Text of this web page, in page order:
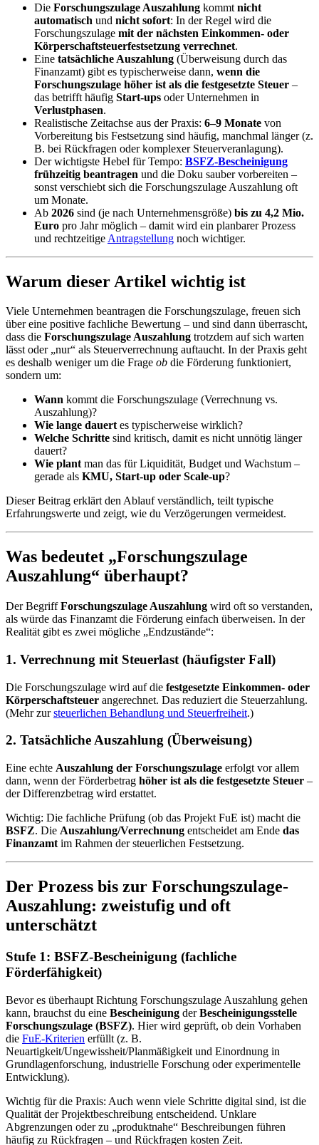
Die Forschungszulage Auszahlung kommt nicht
automatisch und nicht sofort: In der Regel wird die
Forschungszulage mit der nächsten Einkommen- oder
Körperschaftsteuerfestsetzung verrechnet.
Eine tatsächliche Auszahlung (Überweisung durch das
Finanzamt) gibt es typischerweise dann, wenn die
Forschungszulage höher ist als die festgesetzte Steuer –
das betrifft häufig Start-ups oder Unternehmen in
Verlustphasen.
Realistische Zeitachse aus der Praxis: 6–9 Monate von
Vorbereitung bis Festsetzung sind häufig, manchmal länger (z.
B. bei Rückfragen oder komplexer Steuerveranlagung).
Der wichtigste Hebel für Tempo: BSFZ-Bescheinigung
frühzeitig beantragen und die Doku sauber vorbereiten –
sonst verschiebt sich die Forschungszulage Auszahlung oft
um Monate.
Ab 2026 sind (je nach Unternehmensgröße) bis zu 4,2 Mio.
Euro pro Jahr möglich – damit wird ein planbarer Prozess
und rechtzeitige Antragstellung noch wichtiger.
Warum dieser Artikel wichtig ist
Viele Unternehmen beantragen die Forschungszulage, freuen sich
über eine positive fachliche Bewertung – und sind dann überrascht,
dass die Forschungszulage Auszahlung trotzdem auf sich warten
lässt oder „nur“ als Steuerverrechnung auftaucht. In der Praxis geht
es deshalb weniger um die Frage ob die Förderung funktioniert,
sondern um:
Wann kommt die Forschungszulage (Verrechnung vs.
Auszahlung)?
Wie lange dauertes typischerweise wirklich?
Welche Schritte sind kritisch, damit es nicht unnötig länger
dauert?
Wie plantman das für Liquidität, Budget und Wachstum –
gerade als KMU, Start-up oder Scale-up?
Dieser Beitrag erklärt den Ablauf verständlich, teilt typische
Erfahrungswerte und zeigt, wie du Verzögerungen vermeidest.
Was bedeutet „Forschungszulage
Auszahlung“ überhaupt?
Der BegriffForschungszulage Auszahlung wird oft so verstanden,
als würde das Finanzamt die Förderung einfach überweisen. In der
Realität gibt es zwei mögliche „Endzustände“:
1. Verrechnung mit Steuerlast (häufigster Fall)
Die Forschungszulage wird auf die festgesetzte Einkommen- oder
Körperschaftsteuer angerechnet. Das reduziert die Steuerzahlung.
(Mehr zursteuerlichen Behandlung und Steuerfreiheit.)
2. Tatsächliche Auszahlung (Überweisung)
Eine echte Auszahlung der Forschungszulage erfolgt vor allem
dann, wenn der Förderbetrag höher ist als die festgesetzte Steuer –
der Differenzbetrag wird erstattet.
Wichtig: Die fachliche Prüfung (ob das Projekt FuE ist) macht die
BSFZ. Die Auszahlung/Verrechnung entscheidet am Ende das
Finanzamt im Rahmen der steuerlichen Festsetzung.
Der Prozess bis zur Forschungszulage-
Auszahlung: zweistufig und oft
unterschätzt
Stufe 1: BSFZ-Bescheinigung (fachliche
Förderfähigkeit)
Bevor es überhaupt Richtung Forschungszulage Auszahlung gehen
kann, brauchst du eine Bescheinigung derBescheinigungsstelle
Forschungszulage (BSFZ). Hier wird geprüft, ob dein Vorhaben
die FuE-Kriterien erfüllt (z. B.
Neuartigkeit/Ungewissheit/Planmäßigkeit und Einordnung in
Grundlagenforschung, industrielle Forschung oder experimentelle
Entwicklung).
Wichtig für die Praxis: Auch wenn viele Schritte digital sind, ist die
Qualität der Projektbeschreibung entscheidend. Unklare
Abgrenzungen oder zu „produktnahe“ Beschreibungen führen
häufig zu Rückfragen – und Rückfragen kosten Zeit.